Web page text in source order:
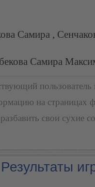
Самира ,
Самира
пользователь
на страницах
свои сухие